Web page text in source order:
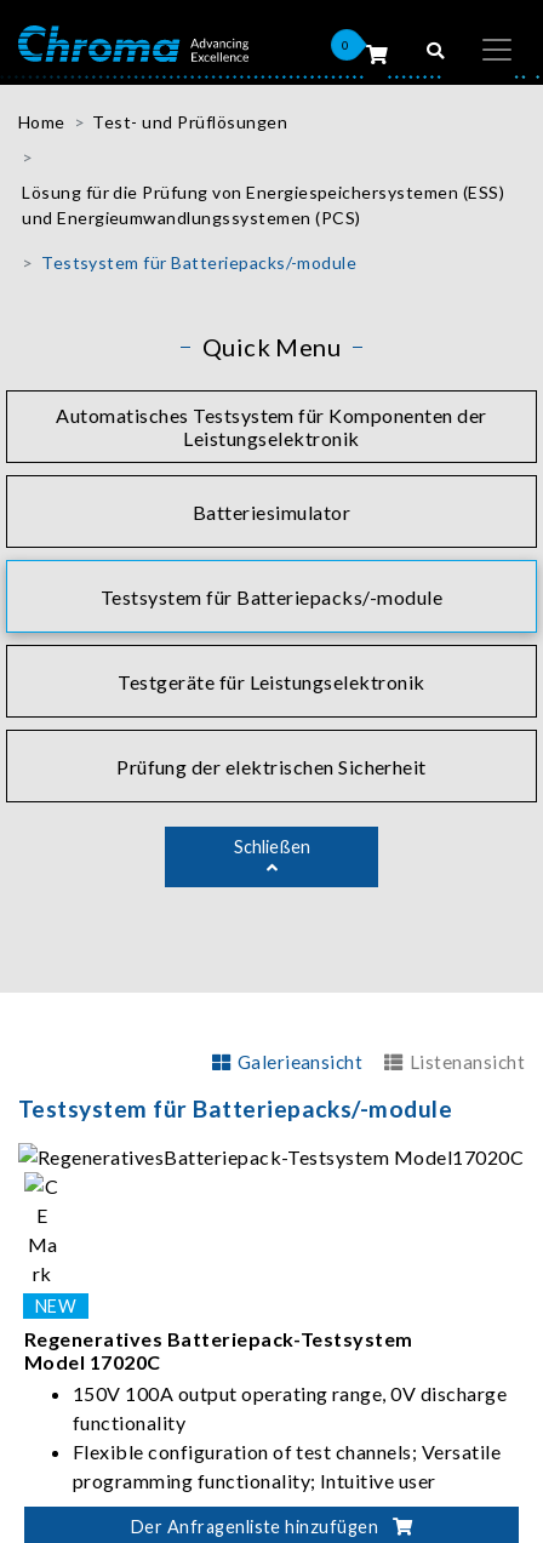
0
Home Test- und Prüflösungen
Lösung für die Prüfung von Energiespeichersystemen (ESS)
und Energieumwandlungssystemen (PCS)
Testsystem für Batteriepacks/-module
Quick Menu
Automatisches Testsystem für Komponenten der
Leistungselektronik
Batteriesimulator
Testsystem für Batteriepacks/-module
Testgeräte für Leistungselektronik
Prüfung der elektrischen Sicherheit
Schließen
Galerieansicht Listenansicht
Testsystem für Batteriepacks/-module
Regeneratives Batteriepack-Testsystem
Model 17020C
150V 100A output operating range, 0V discharge
functionality
Flexible configuration of test channels; Versatile
programming functionality; Intuitive user
interface
Der Anfragenliste hinzufügen